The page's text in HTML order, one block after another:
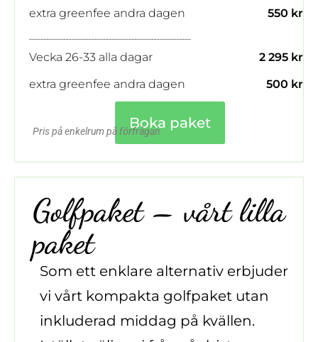
extra greenfee andra dagen
550 kr
---------------------------------------------------------
Vecka 26-33 alla dagar
2 295 kr
extra greenfee andra dagen
500 kr
Boka paket
Pris på enkelrum på förfrågan
Golfpaket – vårt lilla
paket
Som ett enklare alternativ erbjuder
vi vårt kompakta golfpaket utan
inkluderad middag på kvällen.